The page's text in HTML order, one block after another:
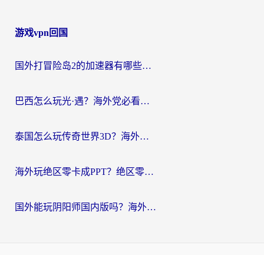
游戏vpn回国
国外打冒险岛2的加速器有哪些？海外玩家国服畅玩全攻略（附实测推荐）
巴西怎么玩光·遇？海外党必看的国服游戏加速器选择指南（附3款热门游戏实测）
泰国怎么玩传奇世界3D？海外党国服游戏加速终极指南（附非洲欧洲热门游戏解决方案）
海外玩绝区零卡成PPT？绝区零加速器免费的推荐+实用技巧，附墨西哥玩谁是卧底美国玩和平精英攻略
国外能玩阴阳师国内版吗？海外党亲测有效的国服游戏加速指南